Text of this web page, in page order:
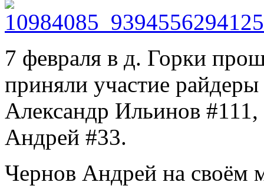
7 февраля в д. Горки
приняли участие
Александр Ильинов
Андрей #33.
Чернов Андрей на своём